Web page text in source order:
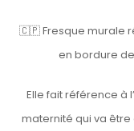
🇨🇵 Fresque murale
en bordure
Elle fait référence à
maternité qui va